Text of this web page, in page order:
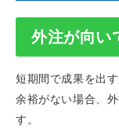
外注が向い
短期間で成果を出
余裕がない場合、
す。